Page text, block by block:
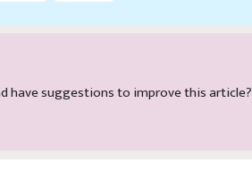
have suggestions to improve this article?